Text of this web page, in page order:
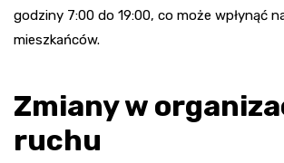
godziny 7:00 do 19:00, co może wpłynąć
mieszkańców.
Zmiany w
ruchu